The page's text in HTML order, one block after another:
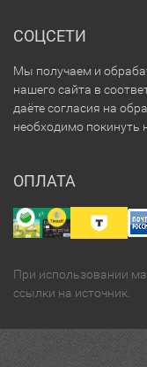
СОЦСЕТИ
Мы получаем и
нашего сайта в
даёте согласия на
необходимо покинуть
ОПЛАТА
При использовании
ссылки на источник.